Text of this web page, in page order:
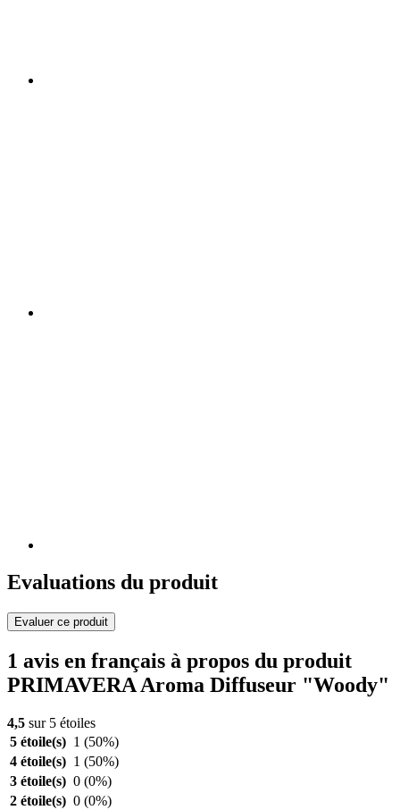
Evaluations du produit
Evaluer ce produit
1 avis en français à propos du produit
PRIMAVERA Aroma Diffuseur "Woody"
4,5 sur 5 étoiles
5 étoile(s) 1 (50%)
4 étoile(s) 1 (50%)
3 étoile(s) 0 (0%)
2 étoile(s) 0 (0%)